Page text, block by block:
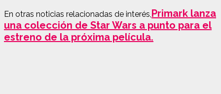
En otras noticias relacionadas de interés,Primark lanza
una colección de Star Wars a punto para el
estreno de la próxima película.